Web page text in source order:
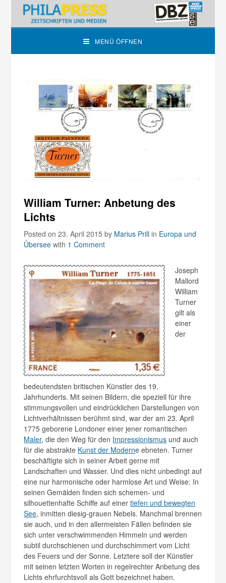
MENÜ ÖFFNEN
William Turner: Anbetung des
Lichts
Posted on 23. April 2015by Marius Prill in Europa und
Übersee with 1 Comment
Joseph
Mallord
William
Turner
gilt als
einer
der
bedeutendsten britischen Künstler des 19.
Jahrhunderts. Mit seinen Bildern, die speziell für ihre
stimmungsvollen und eindrücklichen Darstellungen von
Lichtverhältnissen berühmt sind, war der am 23. April
1775 geborene Londoner einer jener romantischen
Maler, die den Weg für den Impressionismus und auch
für die abstrakte Kunst der Moderne ebneten. Turner
beschäftigte sich in seiner Arbeit gerne mit
Landschaften und Wasser. Und dies nicht unbedingt auf
eine nur harmonische oder harmlose Art und Weise: In
seinen Gemälden finden sich schemen- und
silhouettenhafte Schiffe auf einertiefen und bewegten
See, inmitten diesig-grauen Nebels. Manchmal brennen
sie auch, und in den allermeisten Fällen befinden sie
sich unter verschwimmenden Himmeln und werden
subtil durchschienen und durchschimmert vom Licht
des Feuers und der Sonne. Letztere soll der Künstler
mit seinen letzten Worten in regelrechter Anbetung des
Lichts ehrfurchtsvoll als Gott bezeichnet haben.